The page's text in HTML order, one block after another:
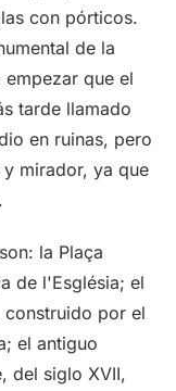
con pórticos.
de la
que el
tarde llamado
en ruinas, pero
mirador, ya que
la Plaça
de l'Església; el
construido por el
el antiguo
del siglo XVII,